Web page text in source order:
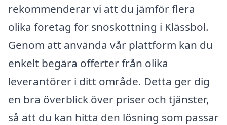
rekommenderar vi att du jämför flera
olika företag för snöskottning i Klässbol.
Genom att använda vår plattform kan du
enkelt begära offerter från olika
leverantörer i ditt område. Detta ger dig
en bra överblick över priser och tjänster,
så att du kan hitta den lösning som passar